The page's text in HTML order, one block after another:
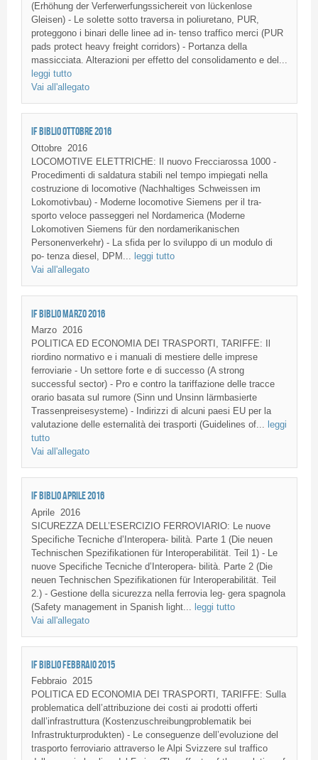
(Erhöhung der Verferwerfungssichereit von lückenlose
Gleisen) - Le solette sotto traversa in poliuretano, PUR,
proteggono i binari delle linee ad in- tenso traffico merci (PUR
pads protect heavy freight corridors) - Portanza della
massicciata. Alterazioni per effetto del consolidamento e del...
leggi tutto
Vai all'allegato
IF BIBLIO OTTOBRE 2016
Ottobre
2016
LOCOMOTIVE ELETTRICHE: Il nuovo Frecciarossa 1000 -
Procedimenti di saldatura stabili nel tempo impiegati nella
costruzione di locomotive (Nachhaltiges Schweissen im
Lokomotivbau) - Moderne locomotive Siemens per il tra-
sporto veloce passeggeri nel Nordamerica (Moderne
Lokomotiven Siemens für den nordamerikanischen
Personenverkehr) - La sfida per lo sviluppo di un modulo di
po- tenza diesel, DPM... leggi tutto
Vai all'allegato
IF BIBLIO MARZO 2016
Marzo 2016
POLITICA ED ECONOMIA DEI TRASPORTI, TARIFFE: Il
riordino normativo e i manuali di mestiere delle imprese
ferroviarie - Un settore forte e di successo (A strong
successful sector) - Pro e contro la tariffazione delle tracce
orario basata sul rumore (Sinn und Unsinn lärmbasierte
Trassenpreisesysteme) - Indirizzi di alcuni paesi EU per la
valutazione delle esternalità dei trasporti (Guidelines of... leggi
tutto
Vai all'allegato
IF BIBLIO APRILE 2016
Aprile
2016
SICUREZZA DELL’ESERCIZIO FERROVIARIO: Le nuove
Specifiche Tecniche d’Interopera- bilità. Parte 1 (Die neuen
Technischen Spezifikationen für Interoperabilität. Teil 1) - Le
nuove Specifiche Tecniche d’Interopera- bilità. Parte 2 (Die
neuen Technischen Spezifikationen für Interoperabilität. Teil
2.) - Gestione della sicurezza nella ferrovia leg- gera spagnola
(Safety management in Spanish light...
leggi tutto
Vai all'allegato
IF BIBLIO FEBBRAIO 2015
Febbraio 2015
POLITICA ED ECONOMIA DEI TRASPORTI, TARIFFE: Sulla
problematica dell’attribuzione dei costi ai prodotti offerti
dall’infrastruttura (Kostenzuschreibungproblematik bei
Infrastrukturprodukten) - Le conseguenze dell’evoluzione del
trasporto ferroviario attraverso le Alpi Svizzere sul traffico